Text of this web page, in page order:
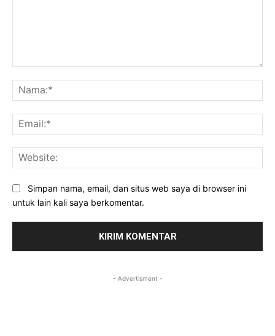
Simpan nama, email, dan situs web saya di browser ini
untuk lain kali saya berkomentar.
- Advertisment -